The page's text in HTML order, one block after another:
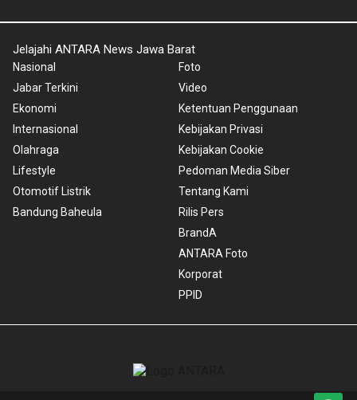
Jelajahi ANTARA News Jawa Barat
Nasional
Jabar Terkini
Ekonomi
Internasional
Olahraga
Lifestyle
Otomotif Listrik
Bandung Baheula
Foto
Video
Ketentuan Penggunaan
Kebijakan Privasi
Kebijakan Cookie
Pedoman Media Siber
Tentang Kami
Rilis Pers
BrandA
ANTARA Foto
Korporat
PPID